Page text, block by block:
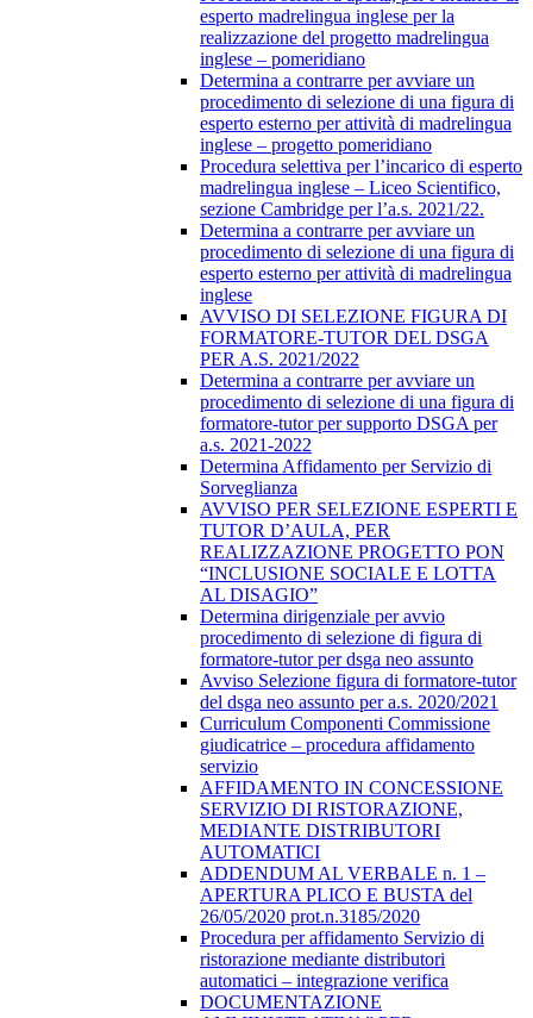
esperto madrelingua inglese per la
realizzazione del progetto madrelingua
inglese – pomeridiano
Determina a contrarre per avviare un
procedimento di selezione di una figura di
esperto esterno per attività di madrelingua
inglese – progetto pomeridiano
Procedura selettiva per l’incarico di esperto
madrelingua inglese – Liceo Scientifico,
sezione Cambridge per l’a.s. 2021/22.
Determina a contrarre per avviare un
procedimento di selezione di una figura di
esperto esterno per attività di madrelingua
inglese
AVVISO DI SELEZIONE FIGURA DI
FORMATORE-TUTOR DEL DSGA
PER A.S. 2021/2022
Determina a contrarre per avviare un
procedimento di selezione di una figura di
formatore-tutor per supporto DSGA per
a.s. 2021-2022
Determina Affidamento per Servizio di
Sorveglianza
AVVISO PER SELEZIONE ESPERTI E
TUTOR D’AULA, PER
REALIZZAZIONE PROGETTO PON
“INCLUSIONE SOCIALE E LOTTA
AL DISAGIO”
Determina dirigenziale per avvio
procedimento di selezione di figura di
formatore-tutor per dsga neo assunto
Avviso Selezione figura di formatore-tutor
del dsga neo assunto per a.s. 2020/2021
Curriculum Componenti Commissione
giudicatrice – procedura affidamento
servizio
AFFIDAMENTO IN CONCESSIONE
SERVIZIO DI RISTORAZIONE,
MEDIANTE DISTRIBUTORI
AUTOMATICI
ADDENDUM AL VERBALE n. 1 –
APERTURA PLICO E BUSTA del
26/05/2020 prot.n.3185/2020
Procedura per affidamento Servizio di
ristorazione mediante distributori
automatici – integrazione verifica
DOCUMENTAZIONE